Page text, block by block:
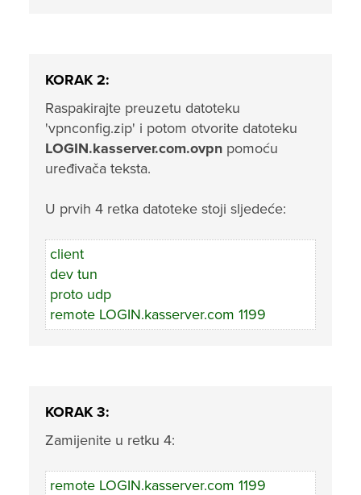
KORAK 2:
Raspakirajte preuzetu datoteku
'vpnconfig.zip' i potom otvorite datoteku
LOGIN.kasserver.com.ovpn pomoću
uređivača teksta.
U prvih 4 retka datoteke stoji sljedeće:
client
dev tun
proto udp
remote LOGIN.kasserver.com 1199
KORAK 3:
Zamijenite u retku 4:
remote LOGIN.kasserver.com 1199